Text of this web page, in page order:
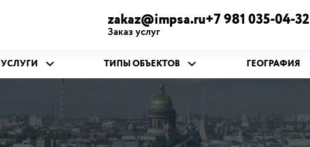
zakaz@impsa.ru+7 981 035-04-32
Заказ услуг
УСЛУГИ ТИПЫ ОБЪЕКТОВ ГЕОГРАФИЯ